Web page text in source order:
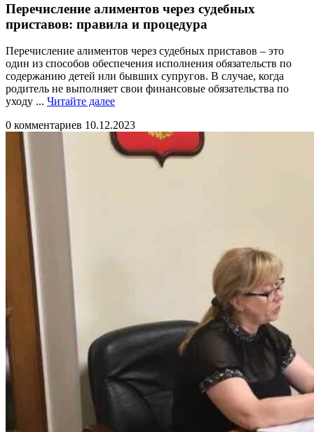
Перечисление алиментов через судебных
приставов: правила и процедура
Перечисление алиментов через судебных приставов – это
один из способов обеспечения исполнения обязательств по
содержанию детей или бывших супругов. В случае, когда
родитель не выполняет свои финансовые обязательства по
уходу ... Читайте далееЧитайте
0 комментариев 10.12.2023